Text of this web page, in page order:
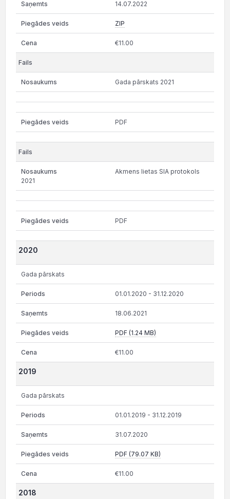
14.07.2022
ZIP
€11.00
Gada pārskats 2021
PDF
Akmens lietas SIA protokols
2021
PDF
2020
Gada pārskats
01.01.2020 - 31.12.2020
18.06.2021
PDF (1.24 MB)
€11.00
2019
Gada pārskats
01.01.2019 - 31.12.2019
31.07.2020
PDF (79.07 KB)
€11.00
2018